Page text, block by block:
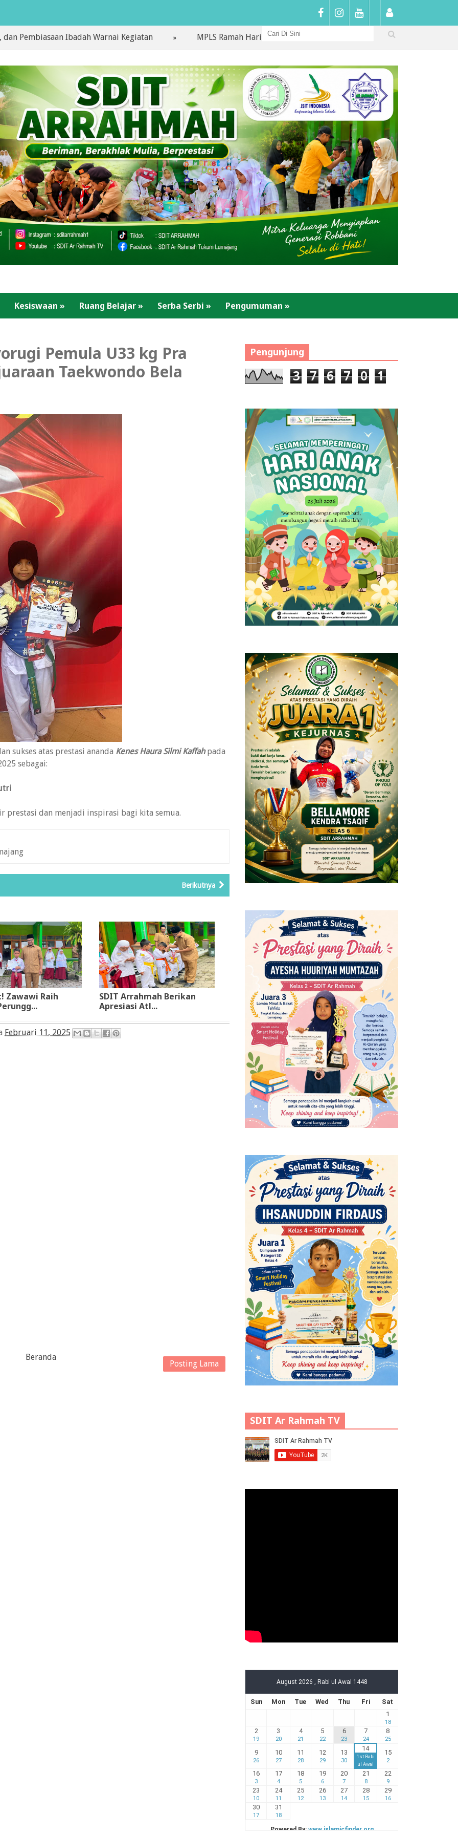
Ibadah Warnai Kegiatan MPLS Ramah Hari Pertama di SDIT Arrahmah: Sambutan Hangat, Penguatan
Kesiswaan » Ruang Belajar» Serba Serbi » Pengumuman »
Pemula U33 kg Pra
Taekwondo Bela
sukses atas prestasi ananda Kenes Haura Silmi Kaffahpada
sebagai:
prestasi dan menjadi inspirasi bagi kita semua.
Berikutnya
Zawawi Raih
SDIT Arrahmah Berikan
Apresiasi Atl...
Februari 11, 2025
Posting Lama
Beranda
Pengunjung
3 7 6 7 0 1
SDIT Ar Rahmah TV